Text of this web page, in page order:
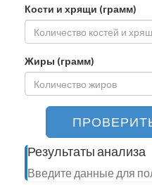
Кости и хрящи (грамм)
Жиры (грамм)
Результаты анализа
Введите данные для